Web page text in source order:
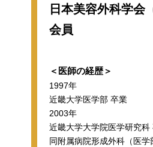
日本美容外科学会
会員
＜医師の経歴＞
1997年
近畿大学医学部 卒業
2003年
近畿大学大学院医学研究科
同附属病院形成外科（医学